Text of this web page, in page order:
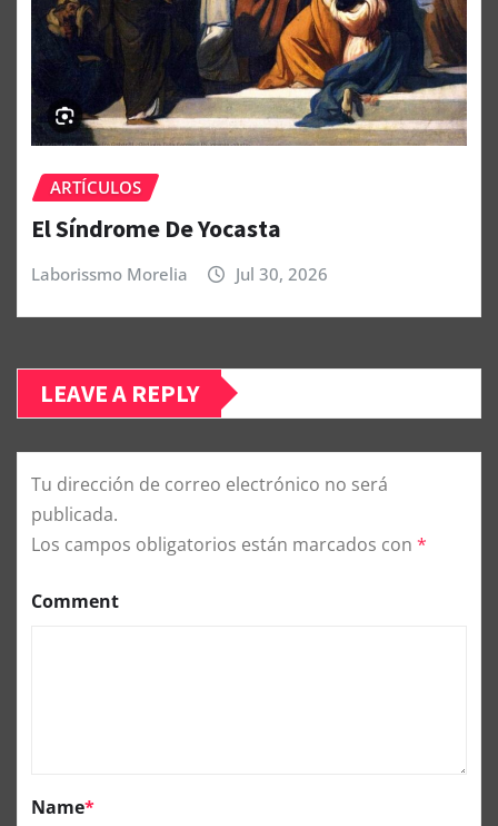
ARTÍCULOS
El Síndrome De Yocasta
Laborissmo Morelia Jul 30, 2026
LEAVE A REPLY
Tu dirección de correo electrónico no será
publicada.
Los campos obligatorios están marcados con *
Comment
Name*